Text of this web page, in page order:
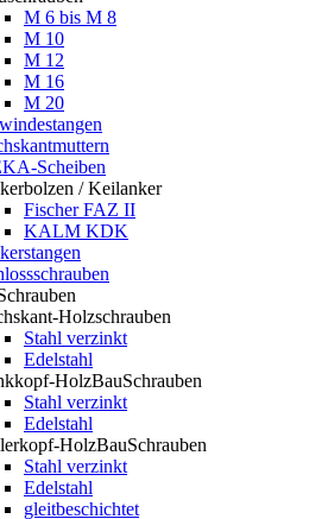
M 6 bis M 8
M 10
M 12
M 16
M 20
Scheiben
/ Keilanker
Fischer FAZ II
KALM KDK
Holzschrauben
Stahl verzinkt
Edelstahl
HolzBauSchrauben
Stahl verzinkt
Edelstahl
HolzBauSchrauben
Stahl verzinkt
Edelstahl
gleitbeschichtet